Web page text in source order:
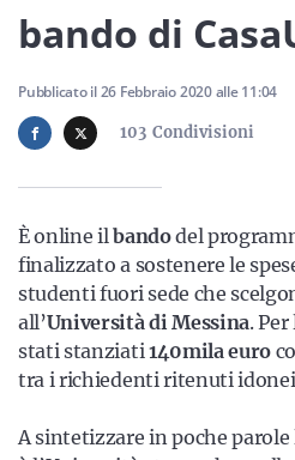
Servizi
Resta sempre aggiornato con le
Iscriviti
bando di
103 Condivisioni
Pubblicato il26 Febbraio 2020alle11:04
È online ilbandodel
finalizzato a sostenere le
studenti fuori sede che
all’Università di Messina.
stati stanziati140mila euro
tra i richiedenti ritenuti
A sintetizzare in poche